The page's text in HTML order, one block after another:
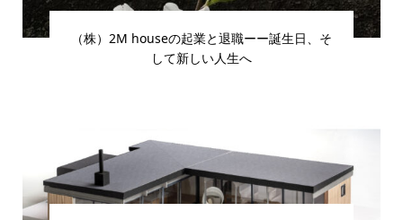
（株）2M houseの起業と退職ーー誕生日、そ
して新しい人生へ